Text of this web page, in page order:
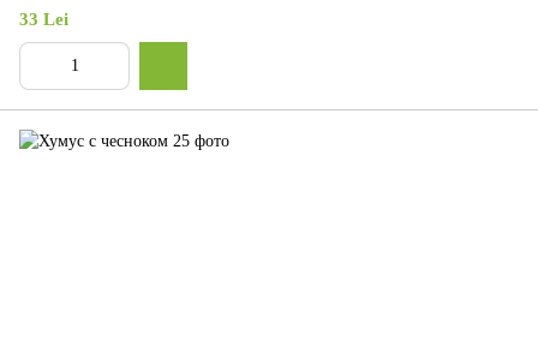
33 Lei